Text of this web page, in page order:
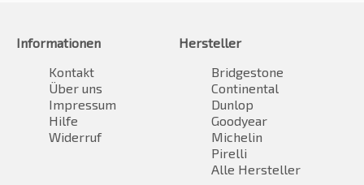
Informationen
Kontakt
Über uns
Impressum
Hilfe
Widerruf
Hersteller
Bridgestone
Continental
Dunlop
Goodyear
Michelin
Pirelli
Alle Hersteller